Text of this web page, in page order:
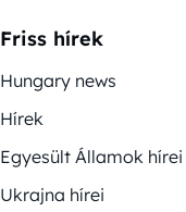
Friss hírek
Hungary news
Hírek
Egyesült Államok hírei
Ukrajna hírei